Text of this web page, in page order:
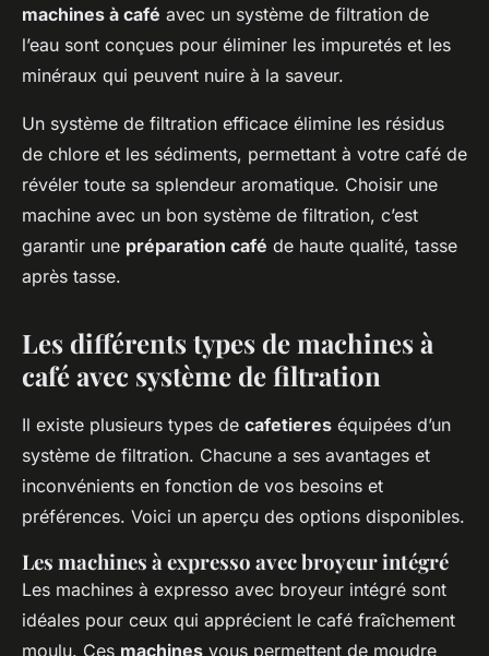
machines à café avec un système de filtration de
l’eau sont conçues pour éliminer les impuretés et les
minéraux qui peuvent nuire à la saveur.
Un système de filtration efficace élimine les résidus
de chlore et les sédiments, permettant à votre café de
révéler toute sa splendeur aromatique. Choisir une
machine avec un bon système de filtration, c’est
garantir une préparation café de haute qualité, tasse
après tasse.
Les différents types de machines à
café avec système de filtration
Il existe plusieurs types de cafetieres équipées d’un
système de filtration. Chacune a ses avantages et
inconvénients en fonction de vos besoins et
préférences. Voici un aperçu des options disponibles.
Les machines à expresso avec broyeur intégré
Les machines à expresso avec broyeur intégré sont
idéales pour ceux qui apprécient le café fraîchement
moulu. Ces machines vous permettent de moudre